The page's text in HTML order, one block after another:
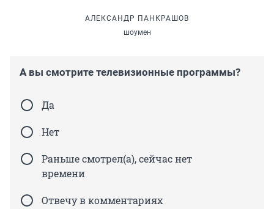
АЛЕКСАНДР ПАНКРАШОВ
шоумен
А вы смотрите телевизионные программы?
Да
Нет
Раньше смотрел(а), сейчас нет
времени
Отвечу в комментариях